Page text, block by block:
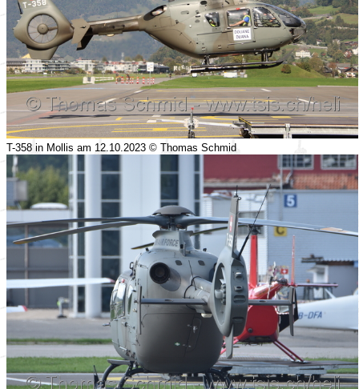
T-358 in Mollis am 12.10.2023 © Thomas Schmid